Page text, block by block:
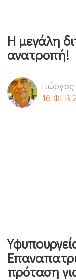
Η μεγάλη
ανατροπή!
16 ΦΕΒ
πρόταση